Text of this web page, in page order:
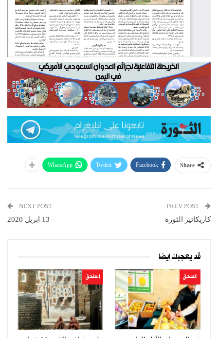
Share
Facebook
Twitter
WhatsApp
كاريكاتير الثورة
NEXT POST
13 ابريل 2020
قد يعجبك ايضا
الملحق الملحق